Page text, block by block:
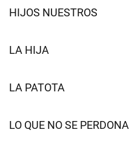
HIJOS NUESTROS
LA HIJA
LA PATOTA
LO QUE NO SE PERDONA